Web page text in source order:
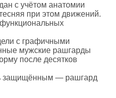
с учётом анатомии
при этом движений.
с графичными
мужские рашгарды
после десятков
защищённым — рашгард